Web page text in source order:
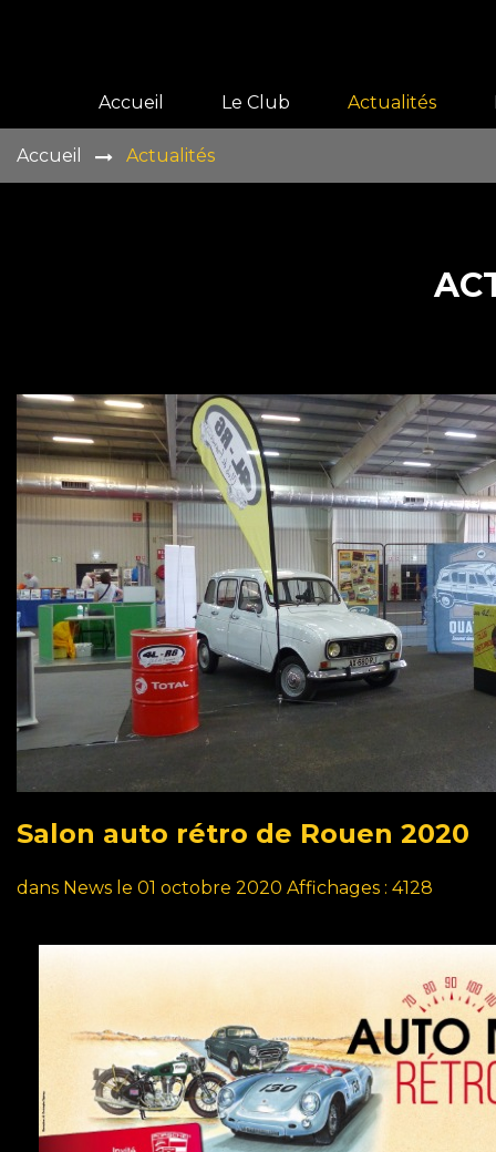
Accueil Le Club Actualités
Accueil Actualités
Salon auto rétro de Rouen 2020
dans News le 01 octobre 2020 Affichages : 4128